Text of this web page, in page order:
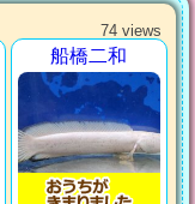
74 views
船橋二和